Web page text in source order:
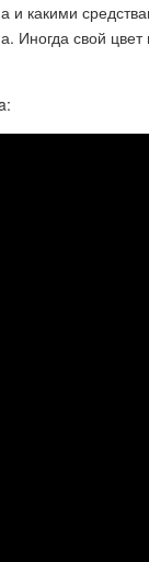
какими
свой